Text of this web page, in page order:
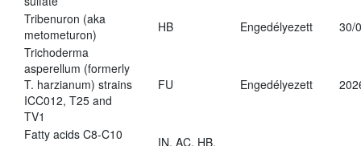
Tribenuron (aka
metometuron)
HB Engedélyezett
30/
Trichoderma
asperellum (formerly
T. harzianum) strains
ICC012, T25 and
TV1
FU Engedélyezett
Fatty acids C8-C10
IN, AC, HB,